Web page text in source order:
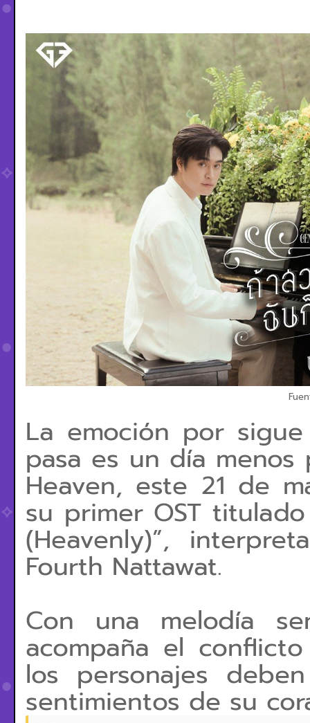
La emoción por
pasa es un día
Heaven, este 21 de
su primer OST titulado
(Heavenly)”,
Fourth Nattawat.
Con una melodía
acompaña el
los personajes
sentimientos de su